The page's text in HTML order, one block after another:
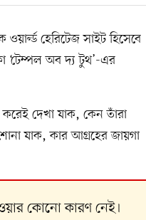
হেরিটেজ সাইট হিসেবে
‘টেম্পল অব দ্য টুথ’-এর
দেখা যাক, কেন তাঁরা
যাক, কার আগ্রহের জায়গা
কোনো কারণ নেই।